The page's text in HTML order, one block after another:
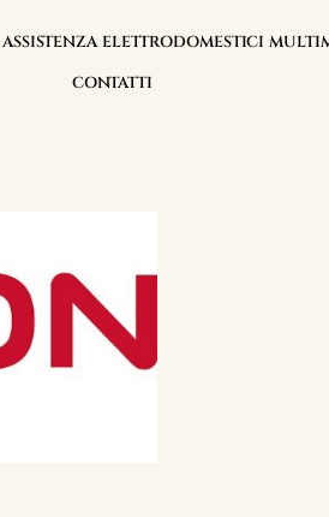
ASSISTENZA ELETTRODOMESTICI
CONTATTI